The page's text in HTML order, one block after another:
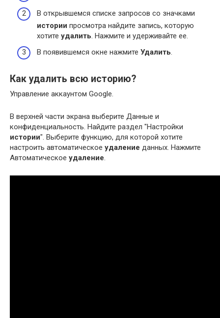
В открывшемся списке запросов со значками
истории просмотра найдите запись, которую
хотите удалить. Нажмите и удерживайте ее.
В появившемся окне нажмите Удалить.
Как удалить всю историю?
Управление аккаунтом Google.
В верхней части экрана выберите Данные и
конфиденциальность. Найдите раздел "Настройки
истории". Выберите функцию, для которой хотите
настроить автоматическое удаление данных. Нажмите
Автоматическое удаление.